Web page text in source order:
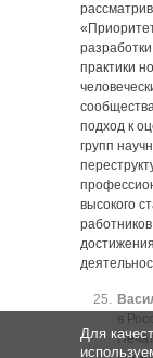
практики
подход к
групп
высокого
в
Для